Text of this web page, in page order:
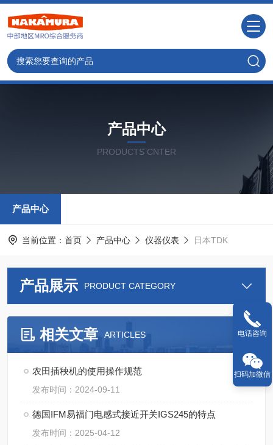
产品中心
PRODUCTS CNTER
产品中心
当前位置： 首页 产品中心 仪器仪表 日本TDK
产品展示 PRODUCT CATEGORY
相关文章 ARTICLES
农田插秧机的使用操作规范
发布时间：2024-09-11
德国IFM易福门电感式接近开关IGS245的特点
发布时间：2025-04-12
电话咨询
扫码加微信